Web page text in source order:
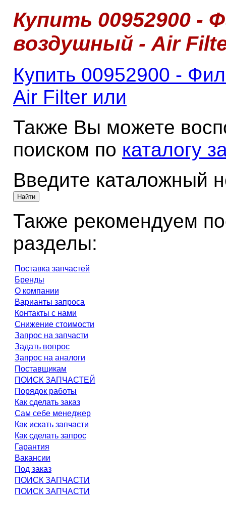
Купить 00952900 -
воздушный - Air
Купить 00952900 -
Air Filter или
Также Вы можете
поиском по каталогу
Введите каталожный
Также рекомендуем
разделы:
Поставка запчастей
Бренды
О компании
Варианты запроса
Контакты с нами
Снижение стоимости
Запрос на запчасти
Задать вопрос
Запрос на аналоги
Поставщикам
ПОИСК ЗАПЧАСТЕЙ
Порядок работы
Как сделать заказ
Сам себе менеджер
Как искать запчасти
Как сделать запрос
Гарантия
Вакансии
Под заказ
ПОИСК ЗАПЧАСТИ
ПОИСК ЗАПЧАСТИ